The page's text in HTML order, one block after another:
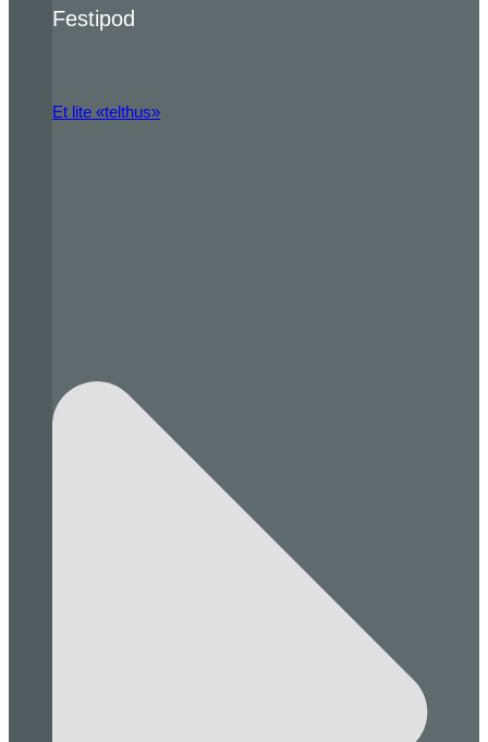
Festipod
Et lite «telthus»